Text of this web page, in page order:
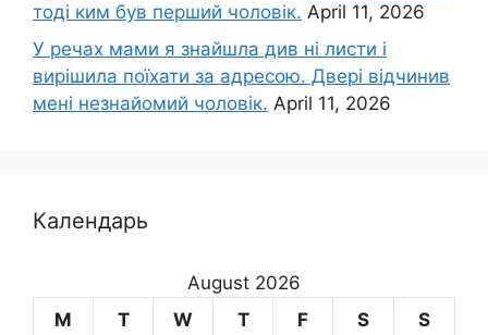
тоді ким був перший чоловік. April 11, 2026
У речах мами я знайшла див ні листи і
вирішила поїхати за адресою. Двері відчинив
мені незнайомий чоловік. April 11, 2026
Календарь
August 2026
M
T W T F S S